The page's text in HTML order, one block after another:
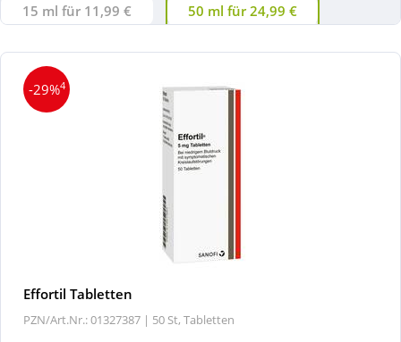
15 ml für 11,99 € 50 ml für 24,99 €
-29%4
Effortil Tabletten
PZN/Art.Nr.: 01327387 | 50 St, Tabletten